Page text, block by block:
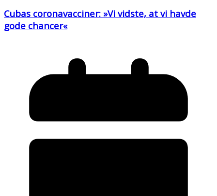
Cubas coronavacciner: »Vi vidste, at vi havde
gode chancer«